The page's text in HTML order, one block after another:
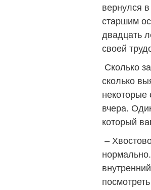
вернулся
старшим
двадцать
своей
Сколько
сколько
некоторые
вчера.
который
–